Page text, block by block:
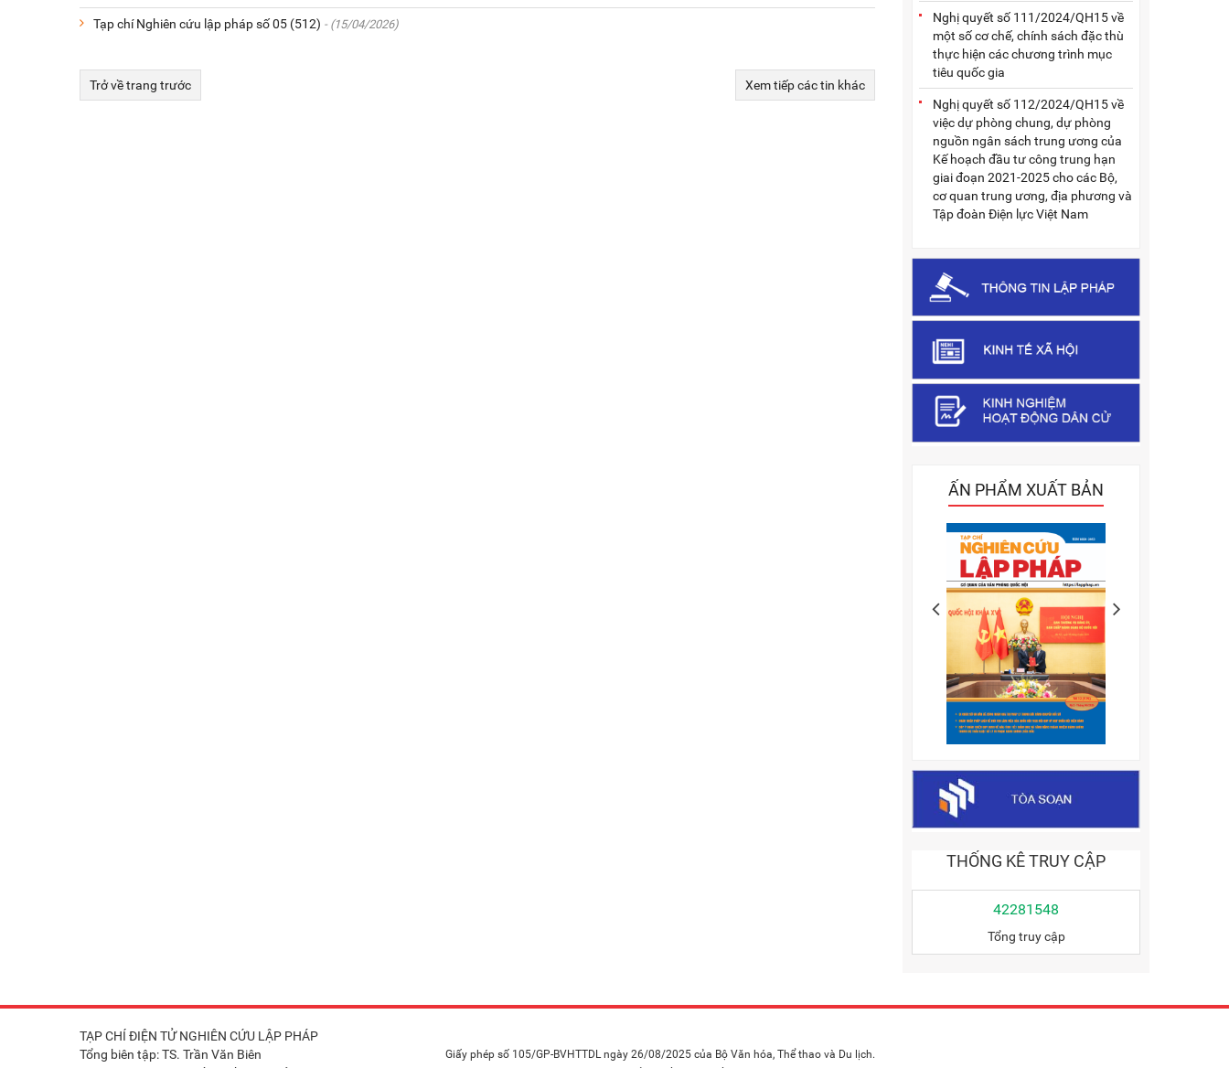
Tạp chí Nghiên cứu lập pháp số 05 (512) - (15/04/2026)
Trở về trang trước Xem tiếp các tin khác
Nghị quyết số 111/2024/QH15 về
một số cơ chế, chính sách đặc thù
thực hiện các chương trình mục
tiêu quốc gia
Nghị quyết số 112/2024/QH15 về
việc dự phòng chung, dự phòng
nguồn ngân sách trung ương của
Kế hoạch đầu tư công trung hạn
giai đoạn 2021-2025 cho các Bộ,
cơ quan trung ương, địa phương và
Tập đoàn Điện lực Việt Nam
ẤN PHẨM XUẤT BẢN
THỐNG KÊ TRUY CẬP
42281548
Tổng truy cập
TẠP CHÍ ĐIỆN TỬ NGHIÊN CỨU LẬP PHÁP
Tổng biên tập: TS. Trần Văn Biên
Giấy phép số 105/GP-BVHTTDL ngày 26/08/2025 của Bộ Văn hóa, Thể thao và Du lịch.